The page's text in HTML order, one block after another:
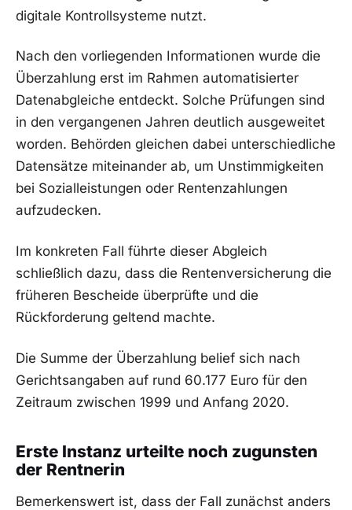
digitale Kontrollsysteme nutzt.
Nach den vorliegenden Informationen wurde die
Überzahlung erst im Rahmen automatisierter
Datenabgleiche entdeckt. Solche Prüfungen sind
in den vergangenen Jahren deutlich ausgeweitet
worden. Behörden gleichen dabei unterschiedliche
Datensätze miteinander ab, um Unstimmigkeiten
bei Sozialleistungen oder Rentenzahlungen
aufzudecken.
Im konkreten Fall führte dieser Abgleich
schließlich dazu, dass die Rentenversicherung die
früheren Bescheide überprüfte und die
Rückforderung geltend machte.
Die Summe der Überzahlung belief sich nach
Gerichtsangaben auf rund 60.177 Euro für den
Zeitraum zwischen 1999 und Anfang 2020.
Erste Instanz urteilte noch zugunsten
der Rentnerin
Bemerkenswert ist, dass der Fall zunächst anders